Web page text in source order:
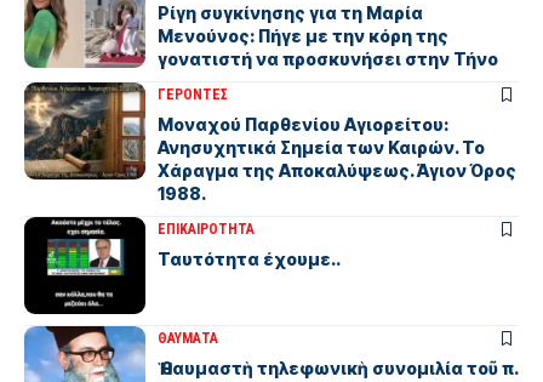
Ρίγη συγκίνησης για τη Μαρία
Μενούνος: Πήγε με την κόρη της
γονατιστή να προσκυνήσει στην Τήνο
ΓΕΡΟΝΤΕΣ
Μοναχού Παρθενίου Αγιορείτου:
Ανησυχητικά Σημεία των Καιρών. Το
Χάραγμα της Αποκαλύψεως. Άγιον Όρος
1988.
ΕΠΙΚΑΙΡΟΤΗΤΑ
Ταυτότητα έχουμε..
ΘΑΥΜΑΤΑ
Ἡ θαυμαστὴ τηλεφωνικὴ συνομιλία τοῦ π.